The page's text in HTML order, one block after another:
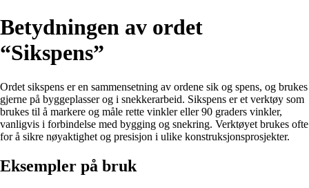
Betydningen av ordet
“Sikspens”
Ordet sikspens er en sammensetning av ordene sik og spens, og brukes
gjerne på byggeplasser og i snekkerarbeid. Sikspens er et verktøy som
brukes til å markere og måle rette vinkler eller 90 graders vinkler,
vanligvis i forbindelse med bygging og snekring. Verktøyet brukes ofte
for å sikre nøyaktighet og presisjon i ulike konstruksjonsprosjekter.
Eksempler på bruk